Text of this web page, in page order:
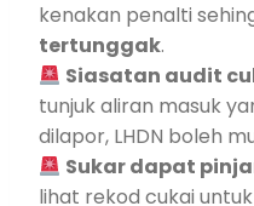
kenakan penalti
tertunggak.
Siasatan audit
tunjuk aliran masuk
dilapor, LHDN boleh
Sukar dapat
lihat rekod cukai